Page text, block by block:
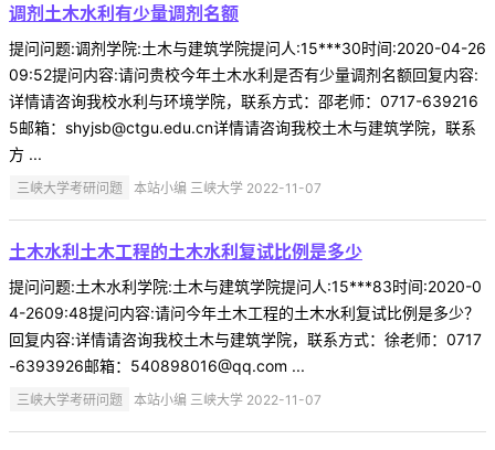
调剂土木水利有少量调剂名额
提问问题:调剂学院:土木与建筑学院提问人:15***30时间:2020-04-26
09:52提问内容:请问贵校今年土木水利是否有少量调剂名额回复内容:
详情请咨询我校水利与环境学院，联系方式：邵老师：0717-639216
5邮箱：shyjsb@ctgu.edu.cn详情请咨询我校土木与建筑学院，联系
方 ...
三峡大学考研问题 本站小编 三峡大学 2022-11-07
土木水利土木工程的土木水利复试比例是多少
提问问题:土木水利学院:土木与建筑学院提问人:15***83时间:2020-0
4-2609:48提问内容:请问今年土木工程的土木水利复试比例是多少？
回复内容:详情请咨询我校土木与建筑学院，联系方式：徐老师：0717
-6393926邮箱：540898016@qq.com ...
三峡大学考研问题 本站小编 三峡大学 2022-11-07